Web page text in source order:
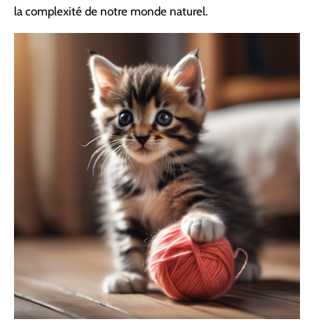
la complexité de notre monde naturel.